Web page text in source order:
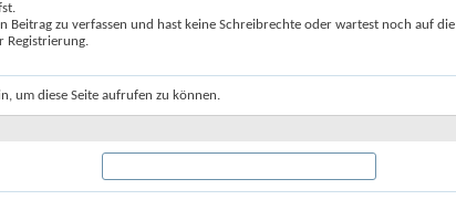
Beitrag zu verfassen und hast keine Schreibrechte oder wartest noch auf die
Registrierung.
um diese Seite aufrufen zu können.